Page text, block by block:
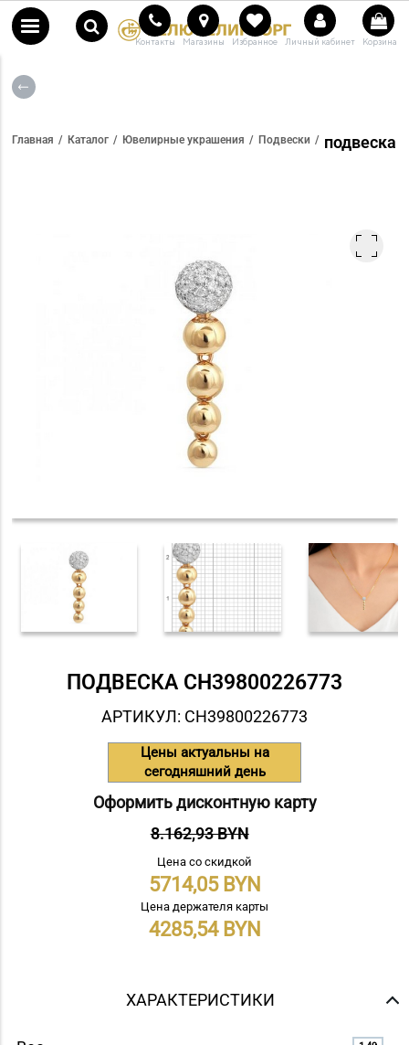
Контакты Магазины Избранное Личный кабинет Корзина
Главная Каталог Ювелирные украшения Подвески подвеска
ПОДВЕСКА СH39800226773
АРТИКУЛ: СH39800226773
Цены актуальны на
сегодняшний день
Оформить дисконтную карту
8.162,93 BYN
Цена со скидкой
5714,05
Цена держателя карты
4285,54
ХАРАКТЕРИСТИКИ